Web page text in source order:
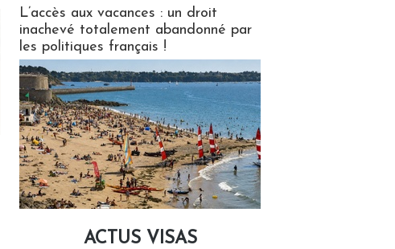
L’accès aux vacances : un droit
inachevé totalement abandonné par
les politiques français !
ACTUS VISAS